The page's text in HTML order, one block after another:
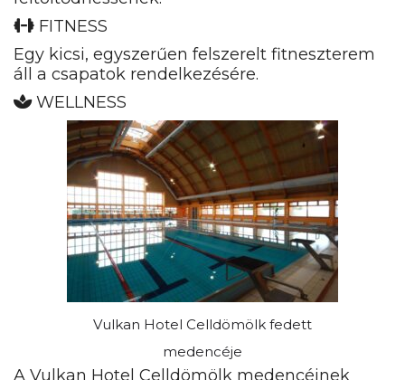
FITNESS
Egy kicsi, egyszerűen felszerelt fitneszterem
áll a csapatok rendelkezésére.
WELLNESS
Vulkan Hotel Celldömölk fedett
medencéje
A Vulkan Hotel Celldömölk medencéinek